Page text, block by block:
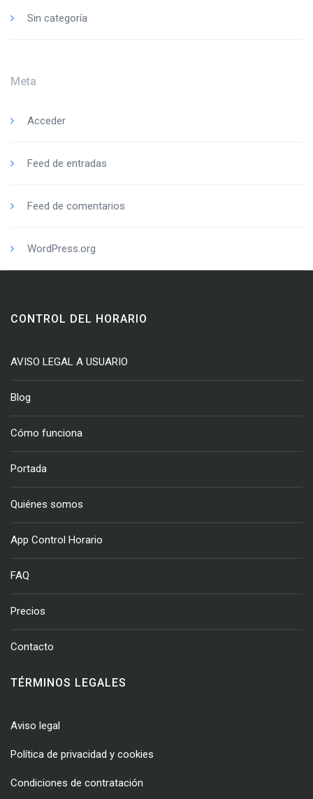
Sin categoría
Meta
Acceder
Feed de entradas
Feed de comentarios
WordPress.org
CONTROL DEL HORARIO
AVISO LEGAL A USUARIO
Blog
Cómo funciona
Portada
Quiénes somos
App Control Horario
FAQ
Precios
Contacto
TÉRMINOS LEGALES
Aviso legal
Política de privacidad y cookies
Condiciones de contratación